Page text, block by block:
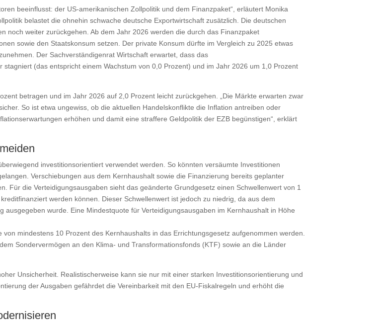
beeinflusst: der US-amerikanischen Zollpolitik und dem Finanzpaket“, erläutert Monika
belastet die ohnehin schwache deutsche Exportwirtschaft zusätzlich. Die deutschen
noch weiter zurückgehen. Ab dem Jahr 2026 werden die durch das Finanzpaket
sowie den Staatskonsum setzen. Der private Konsum dürfte im Vergleich zu 2025 etwas
Der Sachverständigenrat Wirtschaft erwartet, dass das
stagniert (das entspricht einem Wachstum von 0,0 Prozent) und im Jahr 2026 um 1,0 Prozent
betragen und im Jahr 2026 auf 2,0 Prozent leicht zurückgehen. „Die Märkte erwarten zwar
So ist etwa ungewiss, ob die aktuellen Handelskonflikte die Inflation antreiben oder
erhöhen und damit eine straffere Geldpolitik der EZB begünstigen“, erklärt
investitionsorientiert verwendet werden. So könnten versäumte Investitionen
Verschiebungen aus dem Kernhaushalt sowie die Finanzierung bereits geplanter
Für die Verteidigungsausgaben sieht das geänderte Grundgesetz einen Schwellenwert von 1
werden können. Dieser Schwellenwert ist jedoch zu niedrig, da aus dem
ausgegeben wurde. Eine Mindestquote für Verteidigungsausgaben im Kernhaushalt in Höhe
mindestens 10 Prozent des Kernhaushalts in das Errichtungsgesetz aufgenommen werden.
Sondervermögen an den Klima- und Transformationsfonds (KTF) sowie an die Länder
Unsicherheit. Realistischerweise kann sie nur mit einer starken Investitionsorientierung und
der Ausgaben gefährdet die Vereinbarkeit mit den EU-Fiskalregeln und erhöht die